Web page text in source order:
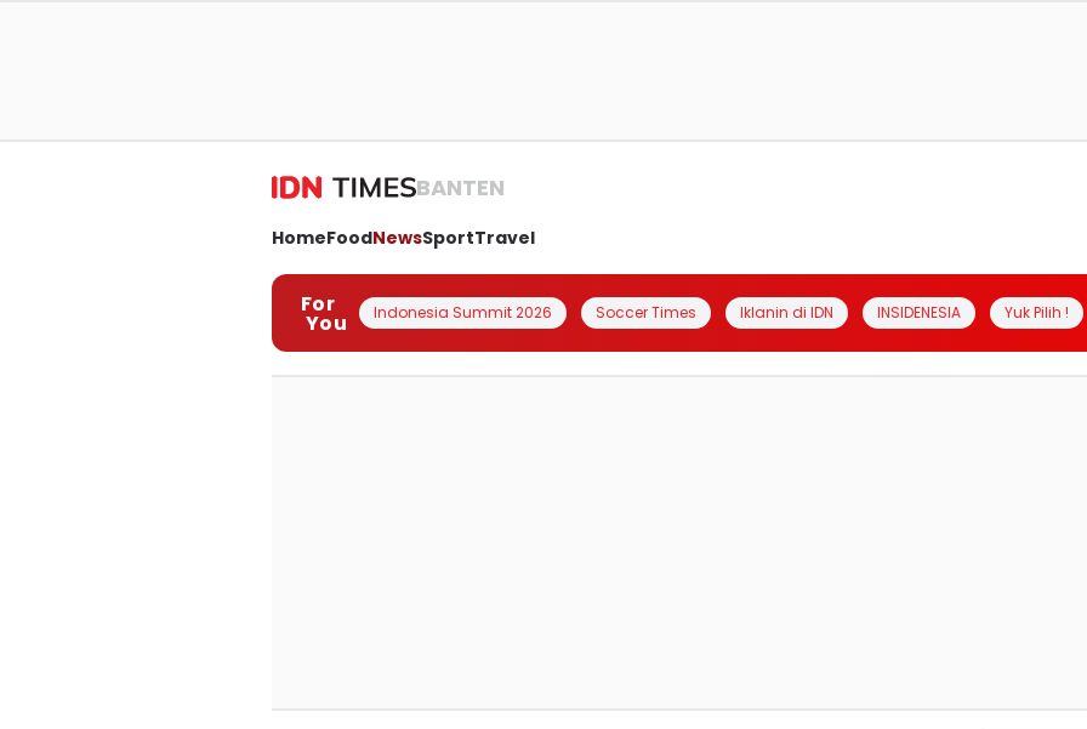
BANTEN
HomeFoodNewsSportTravel
For
You Indonesia Summit 2026 Soccer Times Iklanin di IDN INSIDENESIA Yuk Pilih !